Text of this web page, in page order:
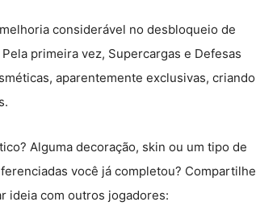
considerável no desbloqueio de
primeira vez, Supercargas e Defesas
aparentemente exclusivas, criando
Alguma decoração, skin ou um tipo de
você já completou? Compartilhe
ideia com outros jogadores: